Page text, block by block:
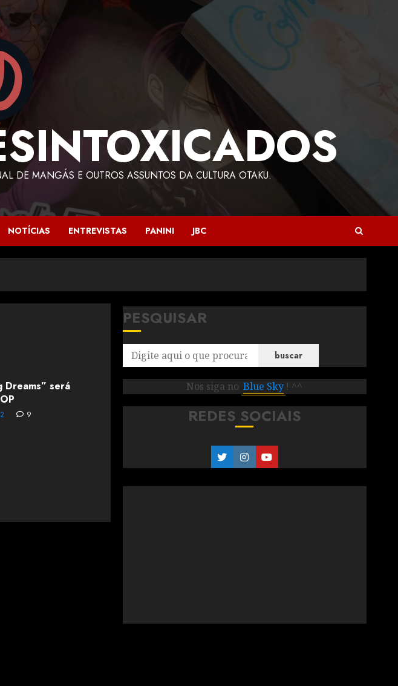
DE MANGÁS E OUTROS ASSUNTOS DA CULTURA OTAKU.
NOTÍCIAS ENTREVISTAS PANINI JBC
Dreams” será
9
PESQUISAR
buscar
Nos siga no Blue Sky ! ^^
REDES SOCIAIS